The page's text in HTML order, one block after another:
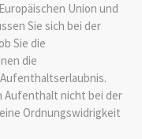
Union und
Sie sich bei der
Sie die
die
Aufenthalt nicht bei der
Ordnungswidrigkeit